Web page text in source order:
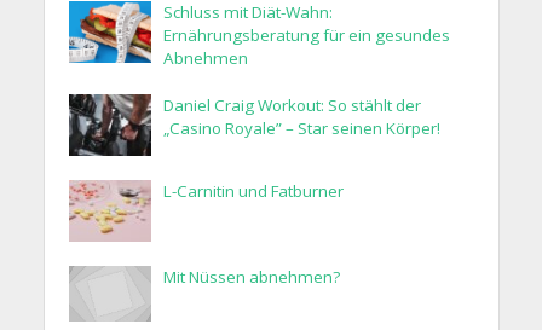
Schluss mit Diät-Wahn:
Ernährungsberatung für ein gesundes
Abnehmen
Daniel Craig Workout: So stählt der
„Casino Royale” – Star seinen Körper!
L-Carnitin und Fatburner
Mit Nüssen abnehmen?